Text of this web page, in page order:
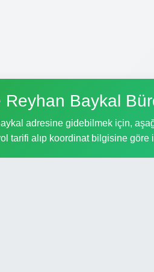
Reyhan Baykal
adresine gidebilmek için,
tarifi alıp koordinat bilgisine